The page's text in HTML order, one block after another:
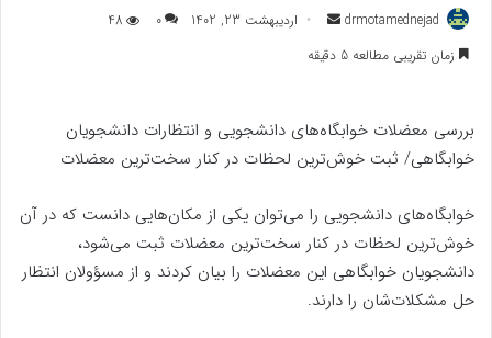
drmotamednejad
ارسال
به
اردیبهشت 23, 1402 0
48
زمان تقریبی مطالعه 5 دقیقه
بررسی معضلات خوابگاه‌های دانشجویی و انتظارات دانشجویان
خوابگاهی/ ثبت خوش‌ترین لحظات در کنار سخت‌ترین معضلات
خوابگاه‌های دانشجویی را می‌توان یکی از مکان‌هایی دانست که در آن
خوش‌ترین لحظات در کنار سخت‌ترین معضلات ثبت می‌شود،
دانشجویان خوابگاهی این معضلات را بیان کردند و از مسؤولان انتظار
حل مشکلات‌شان را دارند.